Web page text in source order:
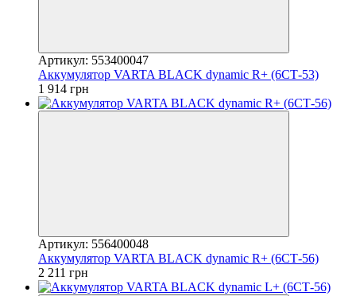
Артикул: 553400047
Аккумулятор VARTA BLACK dynamic R+ (6СТ-53)
1 914 грн
Артикул: 556400048
Аккумулятор VARTA BLACK dynamic R+ (6СТ-56)
2 211 грн